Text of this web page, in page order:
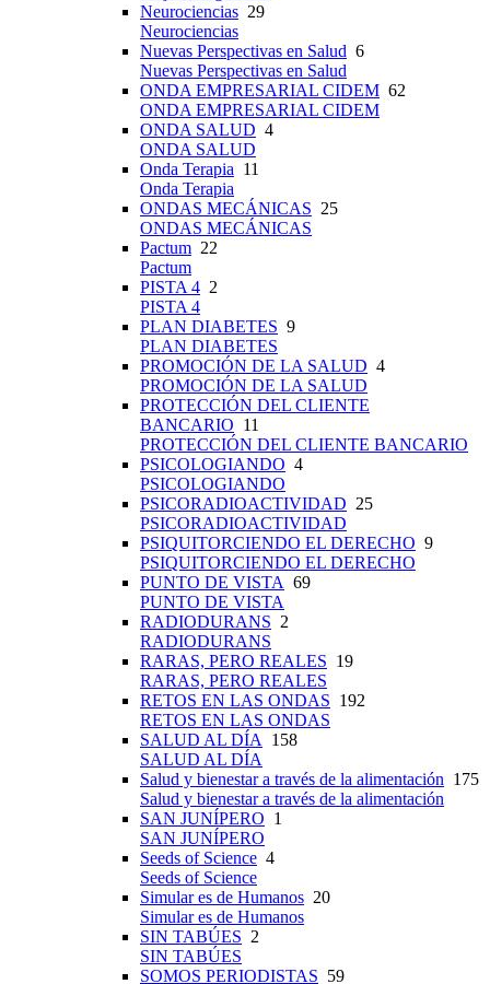
Neurociencias 29
Neurociencias
Nuevas Perspectivas en Salud 6
Nuevas Perspectivas en Salud
ONDA EMPRESARIAL CIDEM 62
ONDA EMPRESARIAL CIDEM
ONDA SALUD 4
ONDA SALUD
Onda Terapia 11
Onda Terapia
ONDAS MECÁNICAS 25
ONDAS MECÁNICAS
Pactum 22
Pactum
PISTA 4 2
PISTA 4
PLAN DIABETES 9
PLAN DIABETES
PROMOCIÓN DE LA SALUD 4
PROMOCIÓN DE LA SALUD
PROTECCIÓN DEL CLIENTE
BANCARIO 11
PROTECCIÓN DEL CLIENTE BANCARIO
PSICOLOGIANDO 4
PSICOLOGIANDO
PSICORADIOACTIVIDAD 25
PSICORADIOACTIVIDAD
PSIQUITORCIENDO EL DERECHO 9
PSIQUITORCIENDO EL DERECHO
PUNTO DE VISTA 69
PUNTO DE VISTA
RADIODURANS 2
RADIODURANS
RARAS, PERO REALES 19
RARAS, PERO REALES
RETOS EN LAS ONDAS 192
RETOS EN LAS ONDAS
SALUD AL DÍA
158
SALUD AL DÍA
Salud y bienestar a través de la alimentación 175
Salud y bienestar a través de la alimentación
SAN JUNÍPERO 1
SAN JUNÍPERO
Seeds of Science 4
Seeds of Science
Simular es de Humanos 20
Simular es de Humanos
SIN TABÚES 2
SIN TABÚES
SOMOS PERIODISTAS 59